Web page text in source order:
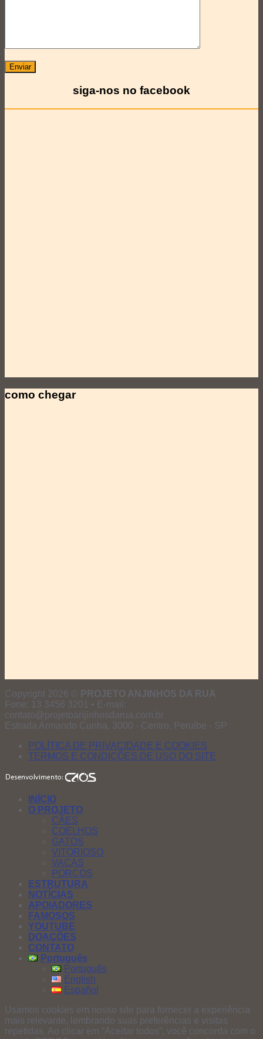
siga-nos no facebook
como chegar
Copyright 2026 © PROJETO ANJINHOS DA RUA
Fone: 13 3456 3201 • E-mail:
contato@projetoanjinhosdarua.com.br
Estrada Armando Cunha, 3000 - Centro, Peruíbe - SP
POLÍTICA DE PRIVACIDADE E COOKIES
TERMOS E CONDIÇÕES DE USO DO SITE
INÍCIO
O PROJETO
CÃES
COELHOS
GATOS
VITORIOSO
VACAS
PORCOS
ESTRUTURA
NOTÍCIAS
APOIADORES
FAMOSOS
YOUTUBE
DOAÇÕES
CONTATO
Português
Português
English
Español
Usamos cookies em nosso site para fornecer a experiência
mais relevante, lembrando suas preferências e visitas
repetidas. Ao clicar em “Aceitar todos”, você concorda com o